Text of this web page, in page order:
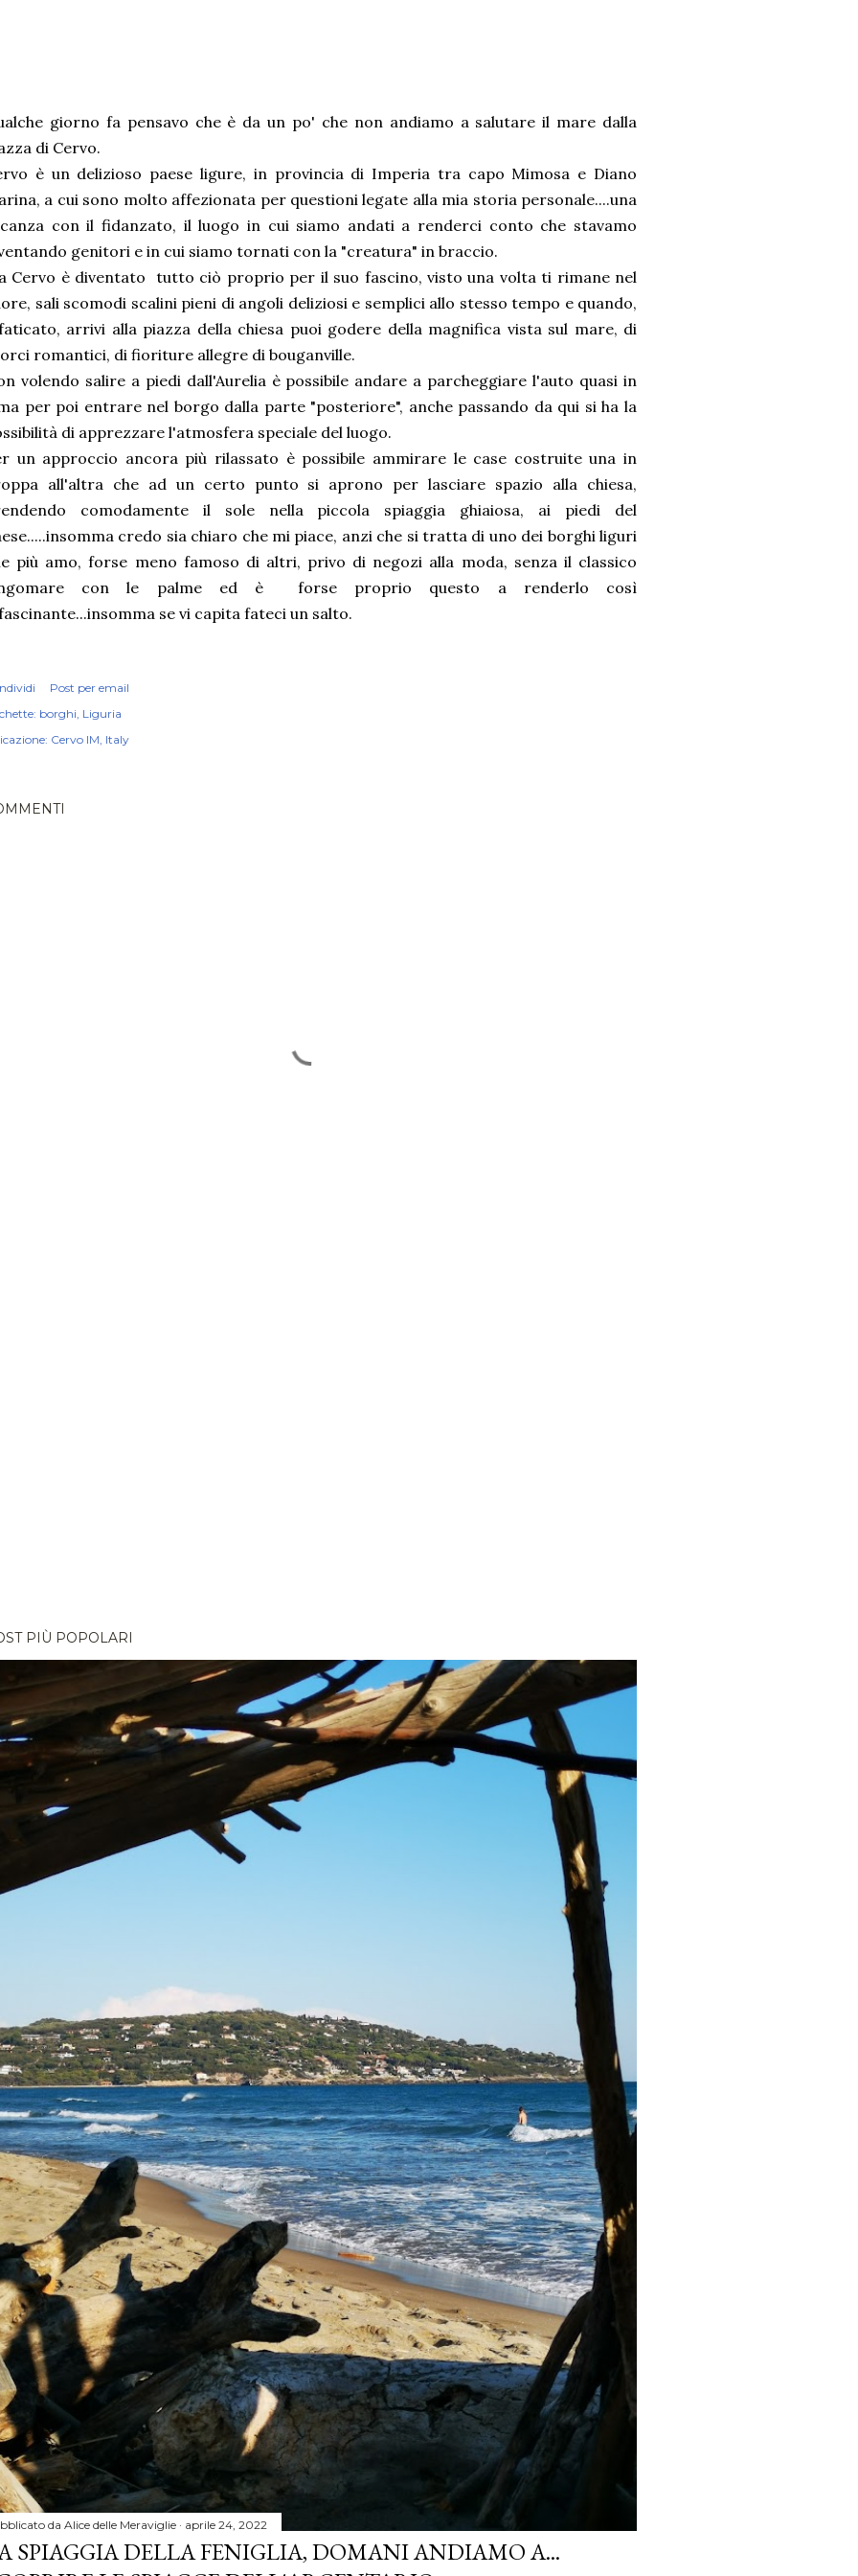
giorno fa pensavo che è da un po' che non andiamo a salutare il mare dalla
di Cervo.
è un delizioso paese ligure, in provincia di Imperia tra capo Mimosa e Diano
a cui sono molto affezionata per questioni legate alla mia storia personale....una
con il fidanzato, il luogo in cui siamo andati a renderci conto che stavamo
genitori e in cui siamo tornati con la "creatura" in braccio.
Cervo è diventato tutto ciò proprio per il suo fascino, visto una volta ti rimane nel
sali scomodi scalini pieni di angoli deliziosi e semplici allo stesso tempo e quando,
arrivi alla piazza della chiesa puoi godere della magnifica vista sul mare, di
romantici, di fioriture allegre di bouganville.
volendo salire a piedi dall'Aurelia è possibile andare a parcheggiare l'auto quasi in
per poi entrare nel borgo dalla parte "posteriore", anche passando da qui si ha la
di apprezzare l'atmosfera speciale del luogo.
un approccio ancora più rilassato è possibile ammirare le case costruite una in
all'altra che ad un certo punto si aprono per lasciare spazio alla chiesa,
comodamente il sole nella piccola spiaggia ghiaiosa, ai piedi del
credo sia chiaro che mi piace, anzi che si tratta di uno dei borghi liguri
più amo, forse meno famoso di altri, privo di negozi alla moda, senza il classico
con le palme ed è forse proprio questo a renderlo così
se vi capita fateci un salto.
Post per email
borghi Liguria
Cervo IM, Italy
PIÙ POPOLARI
da Alice delle Meraviglie aprile 24, 2022
SPIAGGIA DELLA FENIGLIA, DOMANI ANDIAMO A...